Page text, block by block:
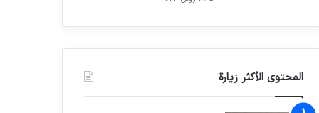
المحتوى الأكثر زيارة